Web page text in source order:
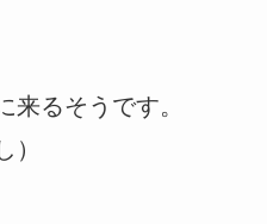
来るそうです。
）